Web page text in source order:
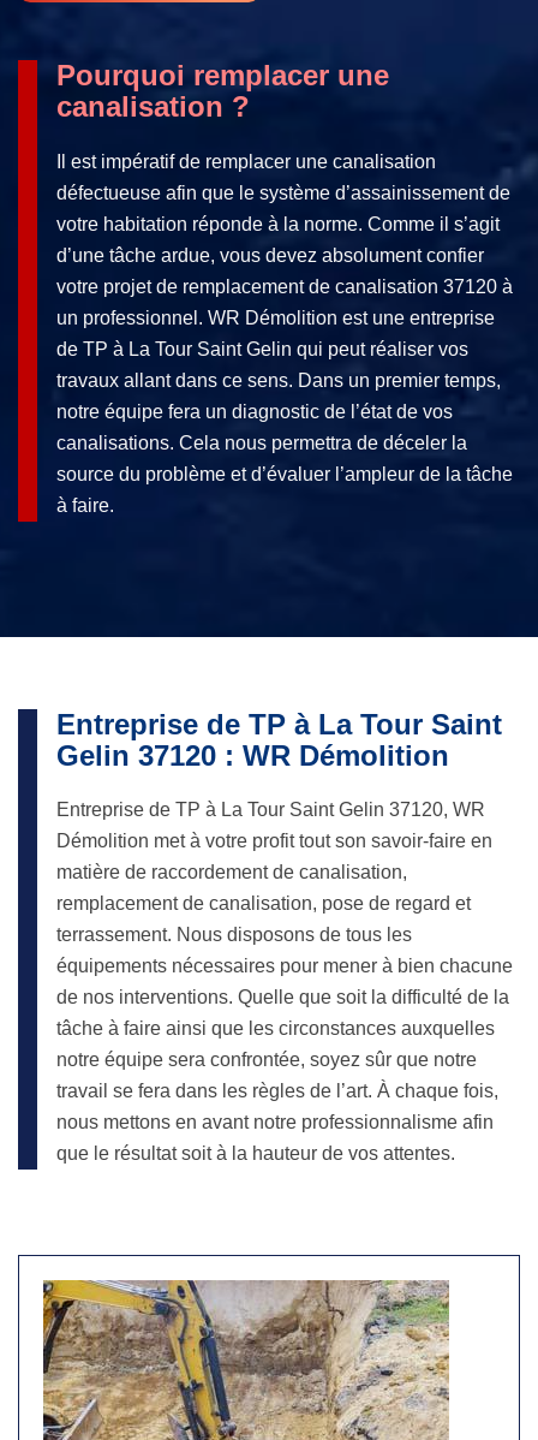
Pourquoi remplacer une
canalisation ?
Il est impératif de remplacer une canalisation
défectueuse afin que le système d’assainissement de
votre habitation réponde à la norme. Comme il s’agit
d’une tâche ardue, vous devez absolument confier
votre projet de remplacement de canalisation 37120 à
un professionnel. WR Démolition est une entreprise
de TP à La Tour Saint Gelin qui peut réaliser vos
travaux allant dans ce sens. Dans un premier temps,
notre équipe fera un diagnostic de l’état de vos
canalisations. Cela nous permettra de déceler la
source du problème et d’évaluer l’ampleur de la tâche
à faire.
Entreprise de TP à La Tour Saint
Gelin 37120 : WR Démolition
Entreprise de TP à La Tour Saint Gelin 37120, WR
Démolition met à votre profit tout son savoir-faire en
matière de raccordement de canalisation,
remplacement de canalisation, pose de regard et
terrassement. Nous disposons de tous les
équipements nécessaires pour mener à bien chacune
de nos interventions. Quelle que soit la difficulté de la
tâche à faire ainsi que les circonstances auxquelles
notre équipe sera confrontée, soyez sûr que notre
travail se fera dans les règles de l’art. À chaque fois,
nous mettons en avant notre professionnalisme afin
que le résultat soit à la hauteur de vos attentes.